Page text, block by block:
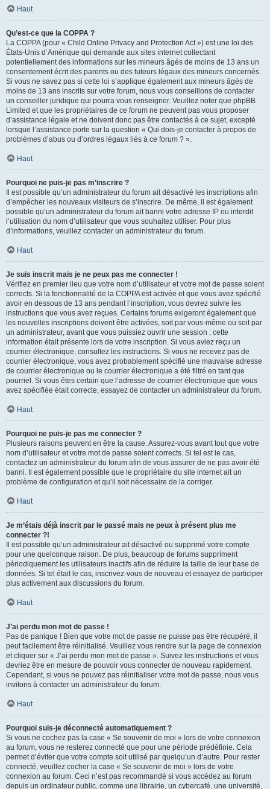
Haut
Qu’est-ce que la COPPA ?
La COPPA (pour « Child Online Privacy and Protection Act ») est une loi des
États-Unis d’Amérique qui demande aux sites internet collectant
potentiellement des informations sur les mineurs âgés de moins de 13 ans un
consentement écrit des parents ou des tuteurs légaux des mineurs concernés.
Si vous ne savez pas si cette loi s’applique également aux mineurs âgés de
moins de 13 ans inscrits sur votre forum, nous vous conseillons de contacter
un conseiller juridique qui pourra vous renseigner. Veuillez noter que phpBB
Limited et que les propriétaires de ce forum ne peuvent pas vous proposer
d’assistance légale et ne doivent donc pas être contactés à ce sujet, excepté
lorsque l’assistance porte sur la question « Qui dois-je contacter à propos de
problèmes d’abus ou d’ordres légaux liés à ce forum ? ».
Haut
Pourquoi ne puis-je pas m’inscrire ?
Il est possible qu’un administrateur du forum ait désactivé les inscriptions afin
d’empêcher les nouveaux visiteurs de s’inscrire. De même, il est également
possible qu’un administrateur du forum ait banni votre adresse IP ou interdit
l’utilisation du nom d’utilisateur que vous souhaitez utiliser. Pour plus
d’informations, veuillez contacter un administrateur du forum.
Haut
Je suis inscrit mais je ne peux pas me connecter !
Vérifiez en premier lieu que votre nom d’utilisateur et votre mot de passe soient
corrects. Si la fonctionnalité de la COPPA est activée et que vous avez spécifié
avoir en dessous de 13 ans pendant l’inscription, vous devrez suivre les
instructions que vous avez reçues. Certains forums exigeront également que
les nouvelles inscriptions doivent être activées, soit par vous-même ou soit par
un administrateur, avant que vous puissiez ouvrir une session ; cette
information était présente lors de votre inscription. Si vous aviez reçu un
courrier électronique, consultez les instructions. Si vous ne recevez pas de
courrier électronique, vous avez probablement spécifié une mauvaise adresse
de courrier électronique ou le courrier électronique a été filtré en tant que
pourriel. Si vous êtes certain que l’adresse de courrier électronique que vous
avez spécifiée était correcte, essayez de contacter un administrateur du forum.
Haut
Pourquoi ne puis-je pas me connecter ?
Plusieurs raisons peuvent en être la cause. Assurez-vous avant tout que votre
nom d’utilisateur et votre mot de passe soient corrects. Si tel est le cas,
contactez un administrateur du forum afin de vous assurer de ne pas avoir été
banni. Il est également possible que le propriétaire du site internet ait un
problème de configuration et qu’il soit nécessaire de la corriger.
Haut
Je m’étais déjà inscrit par le passé mais ne peux à présent plus me
connecter ?!
Il est possible qu’un administrateur ait désactivé ou supprimé votre compte
pour une quelconque raison. De plus, beaucoup de forums suppriment
périodiquement les utilisateurs inactifs afin de réduire la taille de leur base de
données. Si tel était le cas, inscrivez-vous de nouveau et essayez de participer
plus activement aux discussions du forum.
Haut
J’ai perdu mon mot de passe !
Pas de panique ! Bien que votre mot de passe ne puisse pas être récupéré, il
peut facilement être réinitialisé. Veuillez vous rendre sur la page de connexion
et cliquer sur « J’ai perdu mon mot de passe ». Suivez les instructions et vous
devriez être en mesure de pouvoir vous connecter de nouveau rapidement.
Cependant, si vous ne pouvez pas réinitialiser votre mot de passe, nous vous
invitons à contacter un administrateur du forum.
Haut
Pourquoi suis-je déconnecté automatiquement ?
Si vous ne cochez pas la case « Se souvenir de moi » lors de votre connexion
au forum, vous ne resterez connecté que pour une période prédéfinie. Cela
permet d’éviter que votre compte soit utilisé par quelqu’un d’autre. Pour rester
connecté, veuillez cocher la case « Se souvenir de moi » lors de votre
connexion au forum. Ceci n’est pas recommandé si vous accédez au forum
depuis un ordinateur public, comme une librairie, un cybercafé, une université,